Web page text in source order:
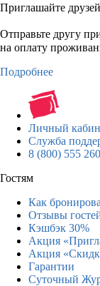
Приглашайте
Отправьте другу
на оплату
Подробнее
Личный
Служба
8 (800) 555
Гостям
Как
Отзывы
Кэшбэк 30%
Акция
Акция
Гарантии
Суточный